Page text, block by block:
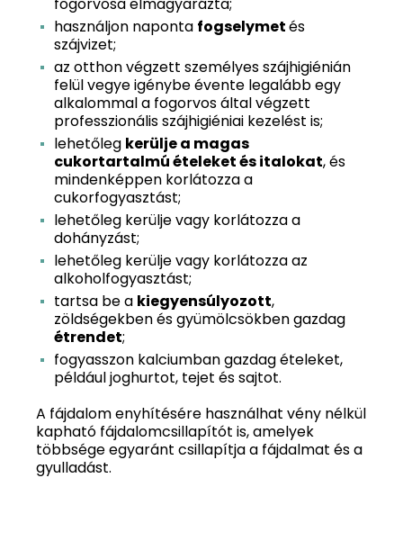
fogorvosa elmagyarázta;
használjon naponta fogselymetés
szájvizet;
az otthon végzett személyes szájhigiénián
felül vegye igénybe évente legalább egy
alkalommal a fogorvos által végzett
professzionális szájhigiéniai kezelést is;
lehetőleg kerülje a magas
cukortartalmú ételeket és italokat, és
mindenképpen korlátozza a
cukorfogyasztást;
lehetőleg kerülje vagy korlátozza a
dohányzást;
lehetőleg kerülje vagy korlátozza az
alkoholfogyasztást;
tartsa be a kiegyensúlyozott,
zöldségekben és gyümölcsökben gazdag
étrendet;
fogyasszon kalciumban gazdag ételeket,
például joghurtot, tejet és sajtot.
A fájdalom enyhítésére használhat vény nélkül
kapható fájdalomcsillapítót is, amelyek
többsége egyaránt csillapítja a fájdalmat és a
gyulladást.